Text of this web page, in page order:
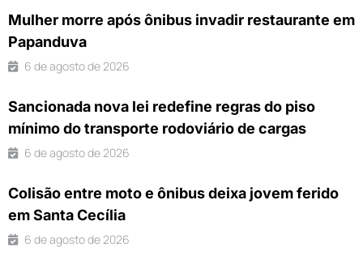
Mulher morre após ônibus invadir restaurante em
Papanduva
6 de agosto de 2026
Sancionada nova lei redefine regras do piso
mínimo do transporte rodoviário de cargas
6 de agosto de 2026
Colisão entre moto e ônibus deixa jovem ferido
em Santa Cecília
6 de agosto de 2026